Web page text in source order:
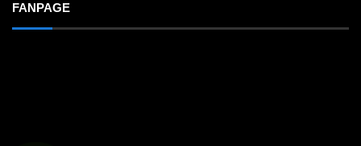
FANPAGE